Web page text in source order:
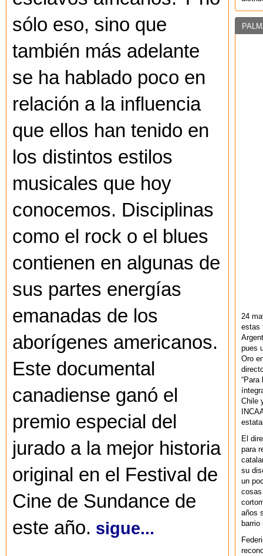
sólo eso, sino que
también más adelante
se ha hablado poco en
relación a la influencia
que ellos han tenido en
los distintos estilos
musicales que hoy
conocemos. Disciplinas
como el rock o el blues
contienen en algunas de
sus partes energías
emanadas de los
aborígenes americanos.
Este documental
canadiense ganó el
premio especial del
jurado a la mejor historia
original en el Festival de
Cine de Sundance de
este año. sigue...
24
estas
pues
Oro
“Para
Chile
El
para
su
un
cosas
años